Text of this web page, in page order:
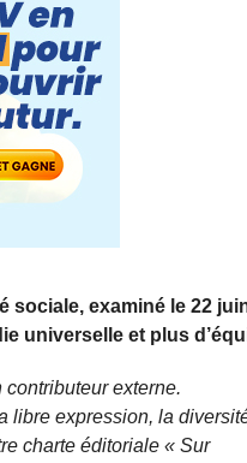
sociale, examiné le 22
universelle et plus
externe.
libre expression, la
charte éditoriale « Sur